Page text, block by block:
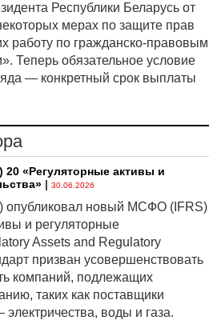
Республики Беларусь от
мерах по защите прав
работу по гражданско-правовым
Теперь обязательное условие
— конкретный срок выплаты
«Регуляторные активы и
| 30.06.2026
новый МСФО (IFRS)
и регуляторные
Assets and Regulatory
призван усовершенствовать
компаний, подлежащих
таких как поставщики
воды и газа.